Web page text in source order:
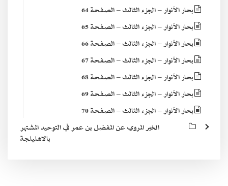
بحار الأنوار – الجزء الثالث – الصفحة 64
بحار الأنوار – الجزء الثالث – الصفحة 65
بحار الأنوار – الجزء الثالث – الصفحة 66
بحار الأنوار – الجزء الثالث – الصفحة 67
بحار الأنوار – الجزء الثالث – الصفحة 68
بحار الأنوار – الجزء الثالث – الصفحة 69
بحار الأنوار – الجزء الثالث – الصفحة 70
الخبر المروي عن المفضل بن عمر في التوحيد المشتهر
بالاهليلجة